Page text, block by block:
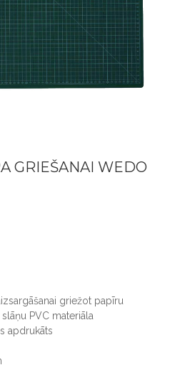
GRIEŠANAI WEDO
griežot papīru
PVC materiāla
apdrukāts